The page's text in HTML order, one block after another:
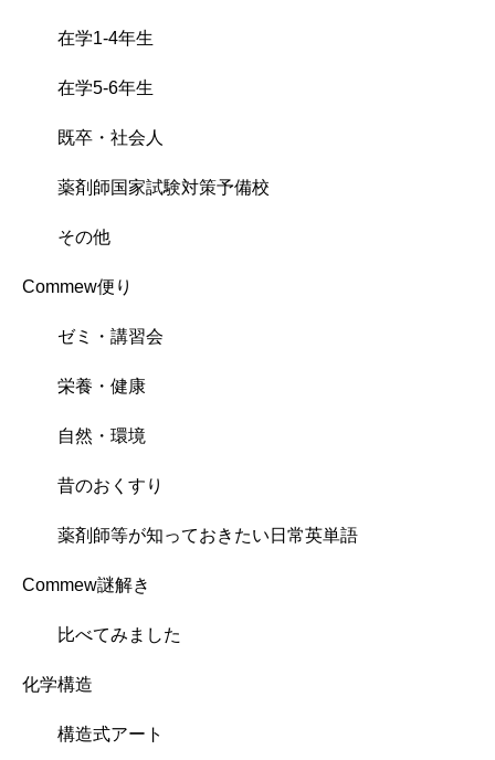
在学1-4年生
在学5-6年生
既卒・社会人
薬剤師国家試験対策予備校
その他
Commew便り
ゼミ・講習会
栄養・健康
自然・環境
昔のおくすり
薬剤師等が知っておきたい日常英単語
Commew謎解き
比べてみました
化学構造
構造式アート